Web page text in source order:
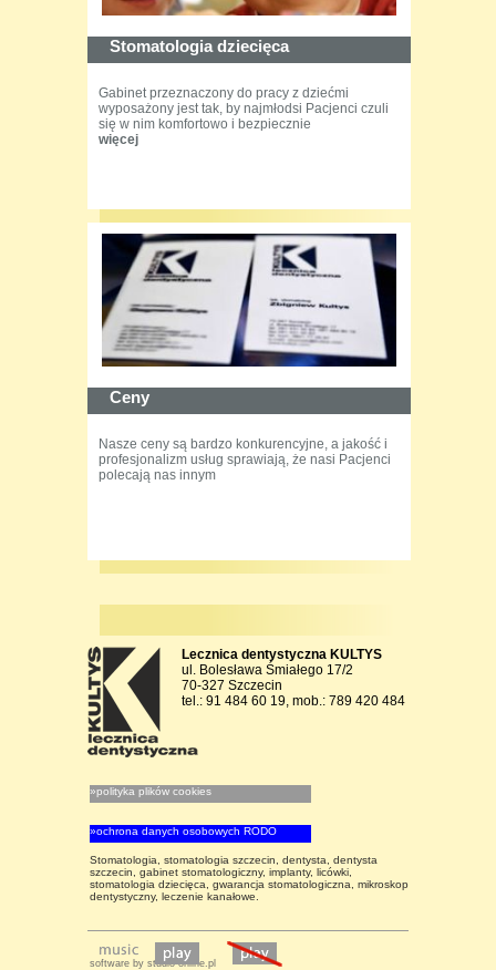
Stomatologia dziecięca
Gabinet przeznaczony do pracy z dziećmi
wyposażony jest tak, by najmłodsi Pacjenci czuli
się w nim komfortowo i bezpiecznie
więcej
Ceny
Nasze ceny są bardzo konkurencyjne, a jakość i
profesjonalizm usług sprawiają, że nasi Pacjenci
polecają nas innym
Lecznica dentystyczna KULTYS
ul. Bolesława Śmiałego 17/2
70-327 Szczecin
tel.: 91 484 60 19, mob.: 789 420 484
»polityka plików cookies
»ochrona danych osobowych RODO
Stomatologia, stomatologia szczecin, dentysta, dentysta
szczecin, gabinet stomatologiczny, implanty, licówki,
stomatologia dziecięca, gwarancja stomatologiczna, mikroskop
dentystyczny, leczenie kanałowe.
software by studio-online.pl